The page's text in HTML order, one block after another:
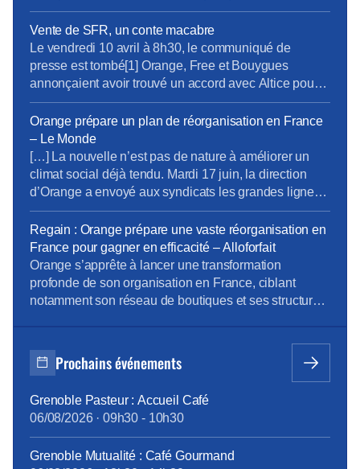
infrastructures devrait reprendre une toute petite partie
des personnels, mais à quelles conditions ? Dans
aucune des quatre sociétés les représentants des
personnels n’ont été informés et consultés, aucune
discussion n’a été ouverte sur […]
Vente de SFR, un conte macabre
Le vendredi 10 avril à 8h30, le communiqué de
presse est tombé[1] Orange, Free et Bouygues
annonçaient avoir trouvé un accord avec Altice pour
le rachat de SFR. Les clients B2B sont pour
Bouygues ainsi que le réseau mobile qu’il avait en
partage avec SFR (zone non dense), le B2C et les
fréquences seront partagées […]
Orange prépare un plan de réorganisation en France
– Le Monde
[…] La nouvelle n’est pas de nature à améliorer un
climat social déjà tendu. Mardi 17 juin, la direction
d’Orange a envoyé aux syndicats les grandes lignes
d’un chantier visant à réviser, de manière significative,
l’organisation de l’opérateur en France. […] Le
nouveau projet de réorganisation, lui, concerne 12
des 17 directions d’Orange dans l’Hexagone, où le
[…]
Regain : Orange prépare une vaste réorganisation en
France pour gagner en efficacité – Alloforfait
Orange s’apprête à lancer une transformation
profonde de son organisation en France, ciblant
notamment son réseau de boutiques et ses structures
sur des gains d’efficacité substantiels, mais cette
stratégie suscite également des inquiétudes sociales
Prochains événements
Grenoble Pasteur : Accueil Café
06/08/2026· 09h30 - 10h30
Grenoble Mutualité : Café Gourmand